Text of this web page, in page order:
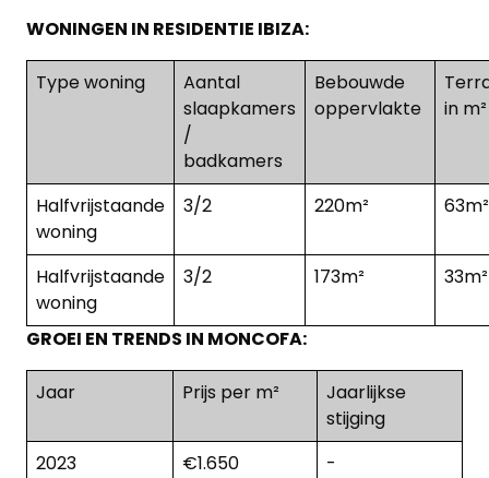
WONINGEN IN RESIDENTIE IBIZA:
Type woning
Aantal
slaapkamers
/
badkamers
Bebouwde
oppervlakte
in m²
Halfvrijstaande
woning
3/2 220m² 63m²
Halfvrijstaande
woning
3/2 173m² 33m²
GROEI EN TRENDS IN MONCOFA:
Jaar Prijs per m²
Jaarlijkse
stijging
2023
€1.650
-